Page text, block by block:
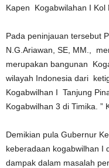
Kapen Kogabwilahan I Kol
Pada peninjauan tersebut
N.G.Ariawan, SE, MM.,
merupakan bangunan
wilayah Indonesia dari
Kogabwilhan I Tanjung
Kogabwilhan 3 di Timika. ”
Demikian pula Gubernur
keberadaan kogabwilhan I
dampak dalam masalah